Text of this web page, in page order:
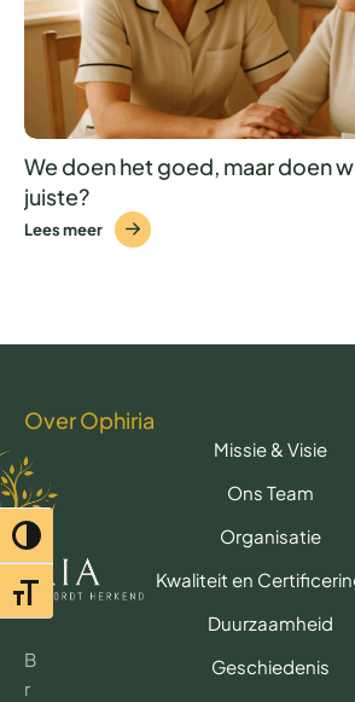
Toggle hoog contrast
Toggle lettertypegrootte
We doen het goed, maar doen
juiste?
Lees meer
B
r
Over Ophiria
Missie & Visie
Ons Team
Organisatie
Kwaliteit en
Duurzaamheid
Geschiedenis